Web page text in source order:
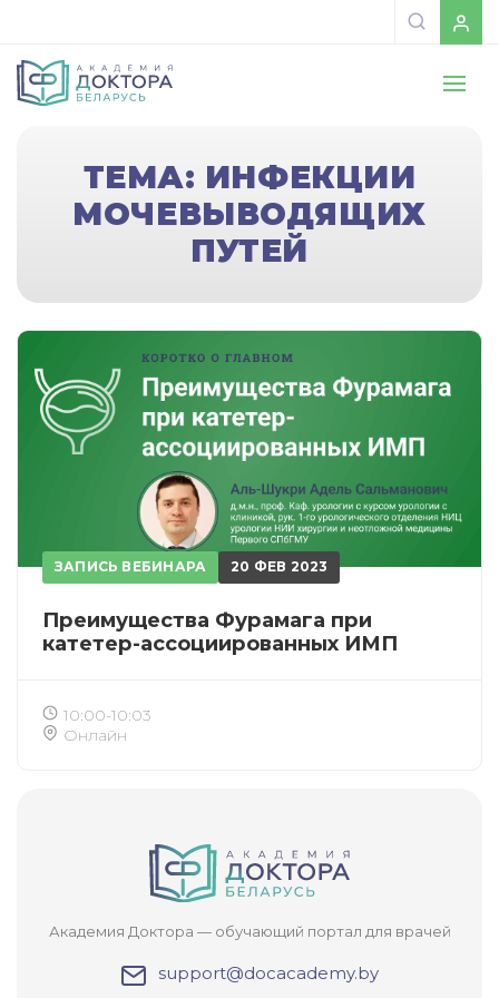
ТЕМА: ИНФЕКЦИИ
МОЧЕВЫВОДЯЩИХ
ПУТЕЙ
ЗАПИСЬ ВЕБИНАРА 20 ФЕВ 2023
Преимущества Фурамага при
катетер-ассоциированных ИМП
10:00-10:03
Онлайн
Академия Доктора — обучающий портал для врачей
support@docacademy.by
списаны с Вашего счета.
ПОЛУЧИТЬ ОТМЕНА
Приобретено